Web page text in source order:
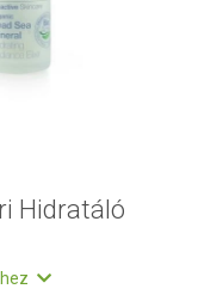
Hidratáló